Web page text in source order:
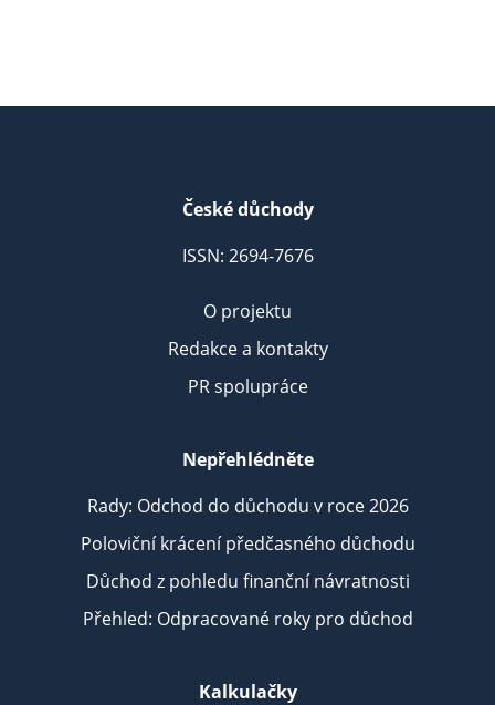
České důchody
ISSN: 2694-7676
O projektu
Redakce a kontakty
PR spolupráce
Nepřehlédněte
Rady: Odchod do důchodu v roce 2026
Poloviční krácení předčasného důchodu
Důchod z pohledu finanční návratnosti
Přehled: Odpracované roky pro důchod
Kalkulačky